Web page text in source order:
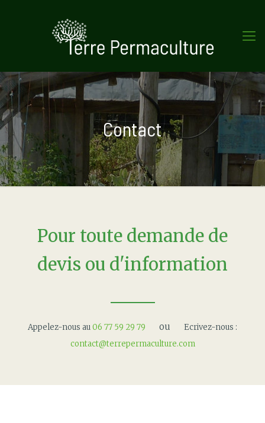
Contact
Pour toute demande de
devis ou d'information
Appelez-nous au06 77 59 29 79 ou
Ecrivez-nous :
contact@terrepermaculture.com